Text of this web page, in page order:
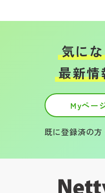
気に
最新情
Myペー
既に登録済の